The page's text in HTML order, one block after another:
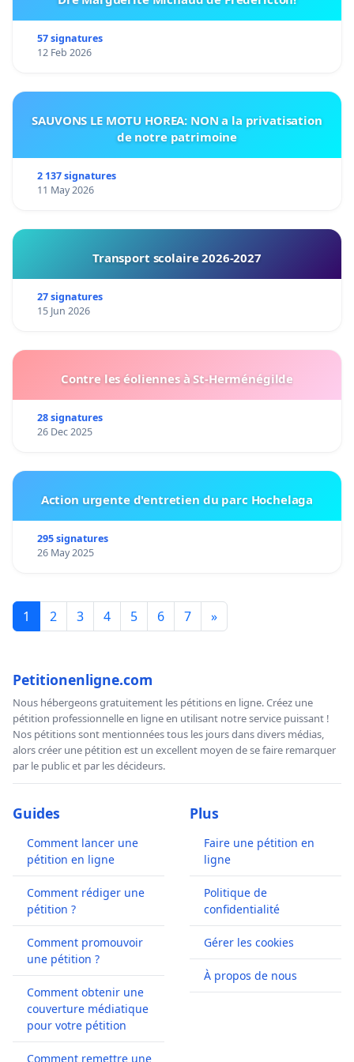
57 signatures
12 Feb 2026
SAUVONS LE MOTU HOREA: NON a la privatisation
de notre patrimoine
2 137 signatures
11 May 2026
Transport scolaire 2026-2027
27 signatures
15 Jun 2026
Contre les éoliennes à St-Herménégilde
28 signatures
26 Dec 2025
Action urgente d'entretien du parc Hochelaga
295 signatures
26 May 2025
1 2 3 4 5 6 7 »
Petitionenligne.com
Nous hébergeons gratuitement les pétitions en ligne. Créez une
pétition professionnelle en ligne en utilisant notre service puissant !
Nos pétitions sont mentionnées tous les jours dans divers médias,
alors créer une pétition est un excellent moyen de se faire remarquer
par le public et par les décideurs.
Guides
Comment lancer une
pétition en ligne
Comment rédiger une
pétition ?
Comment promouvoir
une pétition ?
Comment obtenir une
couverture médiatique
pour votre pétition
Comment remettre une
Plus
Faire une pétition en
ligne
Politique de
confidentialité
Gérer les cookies
À propos de nous